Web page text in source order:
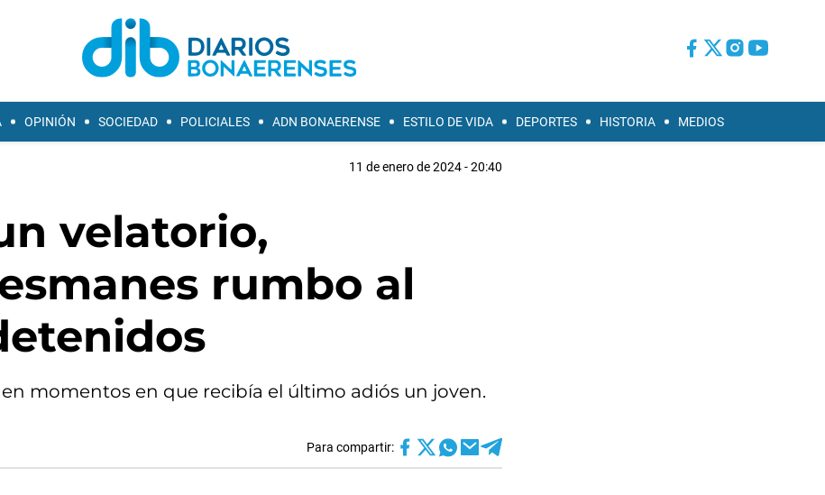
OPINIÓN SOCIEDAD POLICIALES ADN BONAERENSE ESTILO DE VIDA DEPORTES HISTORIA MEDIOS
11 de enero de 2024 - 20:40
velatorio,
rumbo al
momentos en que recibía el último adiós un joven.
Para compartir: